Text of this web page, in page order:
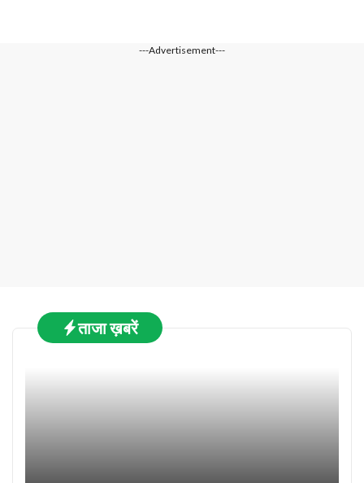
---Advertisement---
ताजा ख़बरें